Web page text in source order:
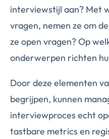
interviewstijl aan? Met
vragen, nemen ze om
ze open vragen? Op
onderwerpen richten
Door deze elementen
begrijpen, kunnen
interviewproces echt
tastbare metrics en